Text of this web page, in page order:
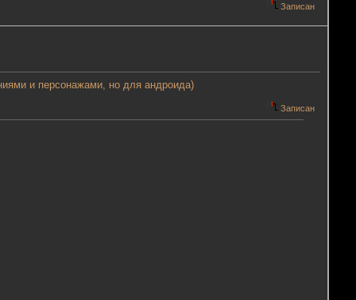
Записан
и персонажами, но для андроида)
Записан